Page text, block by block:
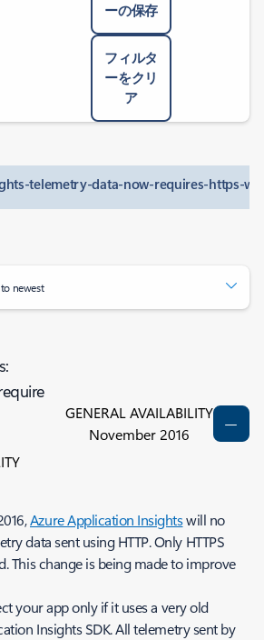
ーの保存
フィルタ
ーをクリ
ア
telemetry-data-now-requires-https-
newest
GENERAL AVAILABILITY
November 2016
Azure Application Insightswill no
data sent using HTTP. Only HTTPS
This change is being made to improve
your app only if it uses a very old
Insights SDK. All telemetry sent by